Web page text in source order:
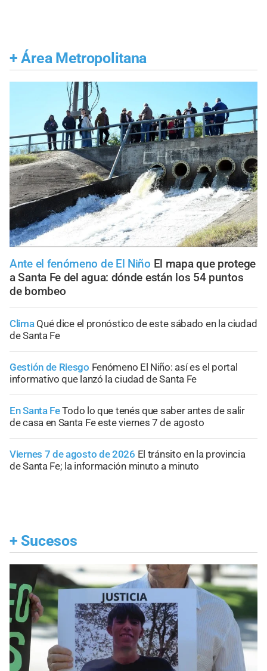
+ Área Metropolitana
Ante el fenómeno de El Niño El mapa que protege
a Santa Fe del agua: dónde están los 54 puntos
de bombeo
Clima Qué dice el pronóstico de este sábado en la ciudad
de Santa Fe
Gestión de Riesgo Fenómeno El Niño: así es el portal
informativo que lanzó la ciudad de Santa Fe
En Santa FeTodo lo que tenés que saber antes de salir
de casa en Santa Fe este viernes 7 de agosto
Viernes 7 de agosto de 2026 El tránsito en la provincia
de Santa Fe; la información minuto a minuto
+ Sucesos